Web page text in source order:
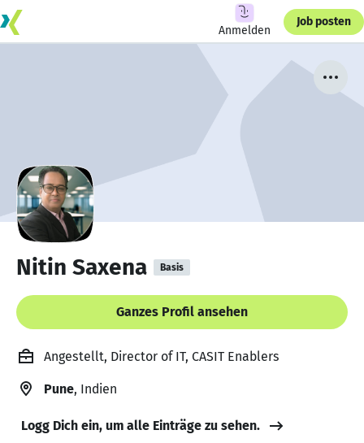
Anmelden
Job posten
Nitin Saxena Basis
Ganzes Profil ansehen
Angestellt, Director of IT, CASIT Enablers
Pune, Indien
Logg Dich ein, um alle Einträge zu sehen.